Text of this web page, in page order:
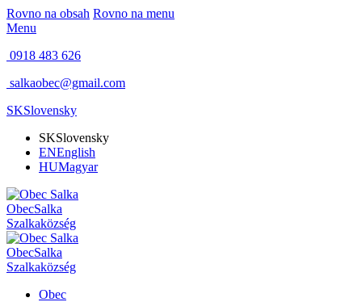
Rovno na obsah Rovno na menu
Menu
0918 483 626
salkaobec@gmail.com
SKSlovensky
SKSlovensky
ENEnglish
HUMagyar
ObecSalka
Szalkaközség
ObecSalka
Szalkaközség
Obec